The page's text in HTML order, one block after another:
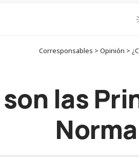
Corresponsables > Opinión >
las